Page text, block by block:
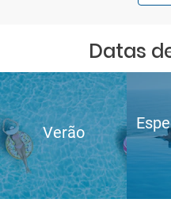
Datas
Verão